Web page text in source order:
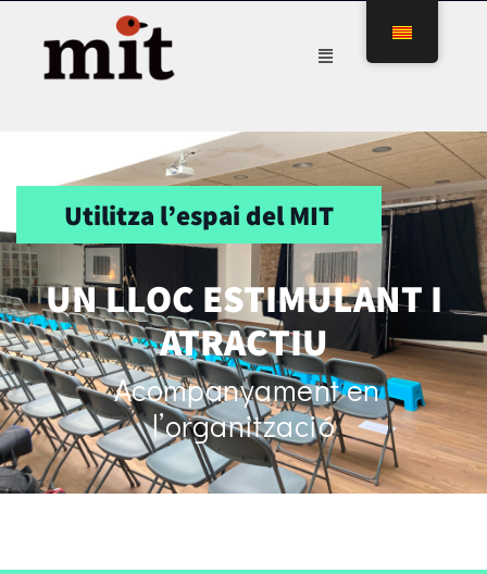
Utilitza l’espai del MIT
UN LLOC ESTIMULANT I
ATRACTIU
Acompanyament en
l’organització